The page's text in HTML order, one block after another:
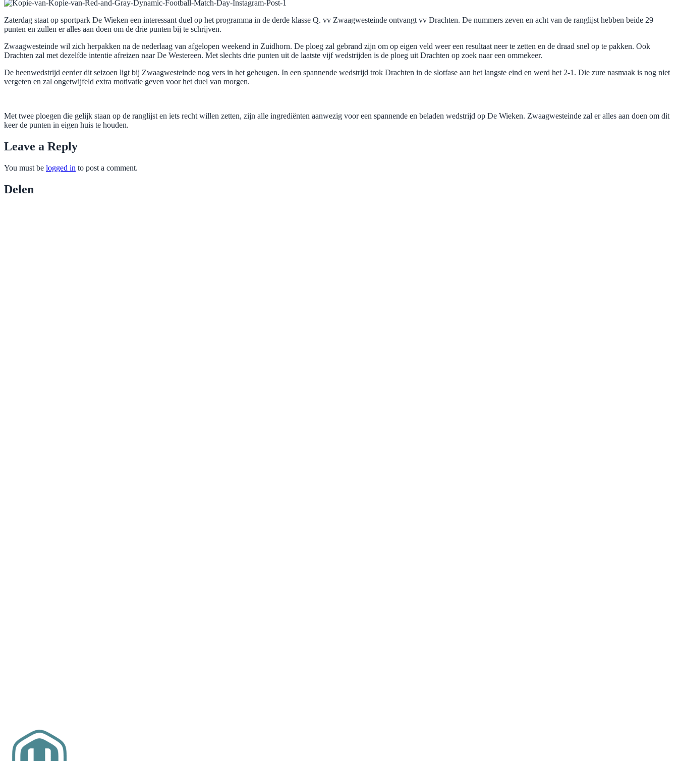
Zaterdag staat op sportpark De Wieken een interessant duel op het programma in de derde klasse Q. vv Zwaagwesteinde ontvangt vv Drachten. De nummers zeven en acht van de ranglijst hebben beide 29
punten en zullen er alles aan doen om de drie punten bij te schrijven.
Zwaagwesteinde wil zich herpakken na de nederlaag van afgelopen weekend in Zuidhorn. De ploeg zal gebrand zijn om op eigen veld weer een resultaat neer te zetten en de draad snel op te pakken. Ook
Drachten zal met dezelfde intentie afreizen naar De Westereen. Met slechts drie punten uit de laatste vijf wedstrijden is de ploeg uit Drachten op zoek naar een ommekeer.
De heenwedstrijd eerder dit seizoen ligt bij Zwaagwesteinde nog vers in het geheugen. In een spannende wedstrijd trok Drachten in de slotfase aan het langste eind en werd het 2-1. Die zure nasmaak is nog niet
vergeten en zal ongetwijfeld extra motivatie geven voor het duel van morgen.
Met twee ploegen die gelijk staan op de ranglijst en iets recht willen zetten, zijn alle ingrediënten aanwezig voor een spannende en beladen wedstrijd op De Wieken. Zwaagwesteinde zal er alles aan doen om dit
keer de punten in eigen huis te houden.
Leave a Reply
You must be logged in to post a comment.
Delen